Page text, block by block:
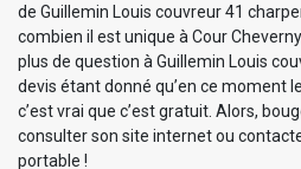
de Guillemin Louis couvreur 41
combien il est unique à Cour
plus de question à Guillemin Louis
devis étant donné qu’en ce moment
c’est vrai que c’est gratuit. Alors,
consulter son site internet ou
portable !